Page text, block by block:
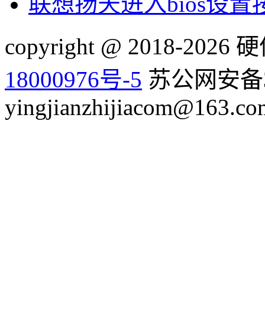
copyright @ 2018-2026
18000976号-5 苏公网安